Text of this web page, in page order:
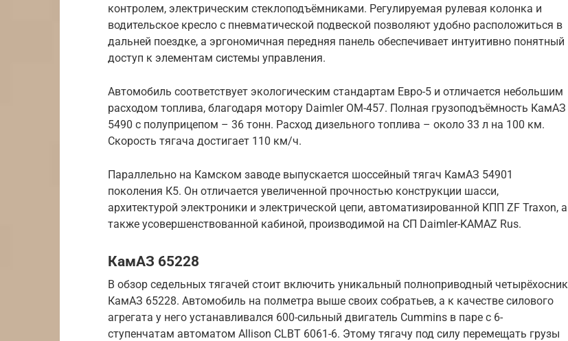
контролем, электрическим стеклоподъёмниками. Регулируемая рулевая колонка и
водительское кресло с пневматической подвеской позволяют удобно расположиться в
дальней поездке, а эргономичная передняя панель обеспечивает интуитивно понятный
доступ к элементам системы управления.
Автомобиль соответствует экологическим стандартам Евро-5 и отличается небольшим
расходом топлива, благодаря мотору Daimler OM-457. Полная грузоподъёмность КамАЗ
5490 с полуприцепом – 36 тонн. Расход дизельного топлива – около 33 л на 100 км.
Скорость тягача достигает 110 км/ч.
Параллельно на Камском заводе выпускается шоссейный тягач КамАЗ 54901
поколения К5. Он отличается увеличенной прочностью конструкции шасси,
архитектурой электроники и электрической цепи, автоматизированной КПП ZF Traxon, а
также усовершенствованной кабиной, производимой на СП Daimler-KAMAZ Rus.
КамАЗ 65228
В обзор седельных тягачей стоит включить уникальный полноприводный четырёхосник
КамАЗ 65228. Автомобиль на полметра выше своих собратьев, а к качестве силового
агрегата у него устанавливался 600-сильный двигатель Cummins в паре с 6-
ступенчатам автоматом Allison CLBT 6061-6. Этому тягачу под силу перемещать грузы